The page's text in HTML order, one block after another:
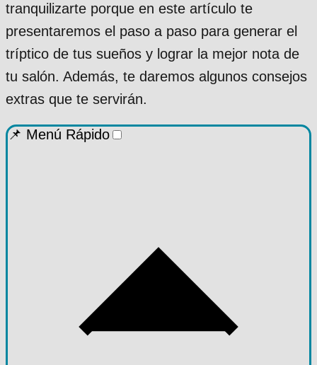
tranquilizarte porque en este artículo te
presentaremos el paso a paso para generar el
tríptico de tus sueños y lograr la mejor nota de
tu salón. Además, te daremos algunos consejos
extras que te servirán.
📌 Menú Rápido